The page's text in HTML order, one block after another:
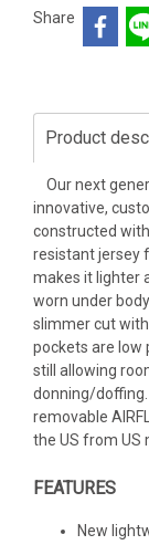
Share
Product
Our next
innovative,
constructed
resistant jersey
makes it lighter
worn under
slimmer cut
pockets are low
still allowing
donning/
removable
the US from US
FEATURES
New